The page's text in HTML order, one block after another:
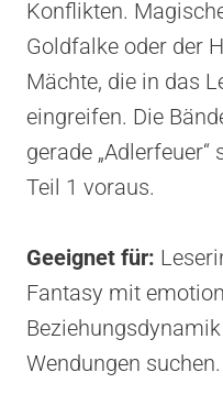
Konflikten.
Goldfalke oder der
Mächte, die in das
eingreifen. Die
gerade
Teil 1 voraus.
Geeignet für:
Fantasy mit
Wendungen suchen.